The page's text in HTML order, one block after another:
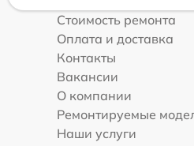
Стоимость ремонта
Оплата и доставка
Контакты
Вакансии
О компании
Ремонтируемые
Наши услуги